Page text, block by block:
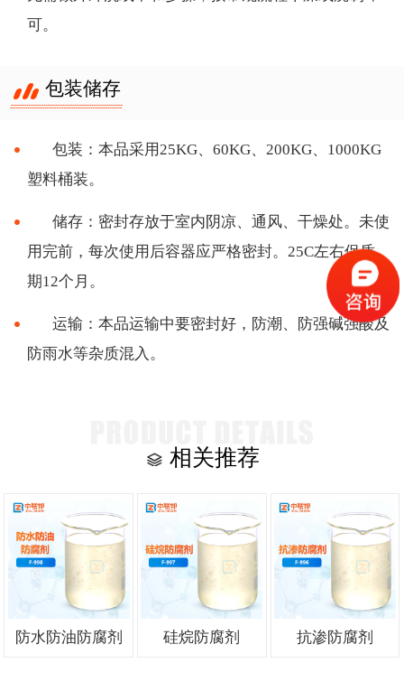
可。
包装储存
包装：本品采用 25KG、60KG、200KG、1000KG
塑料桶装。
储存：密封存放于室内阴凉、通风、干燥处。未使
用完前，每次使用后容器应严格密封。 25C左右保质
期12个月。
运输：本品运输中要密封好，防潮、防强碱强酸及
防雨水等杂质混入。
相关推荐
防水防油防腐剂 硅烷防腐剂 抗渗防腐剂